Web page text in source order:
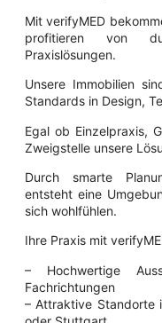
Mit verifyMED
profitieren von
Praxislösungen.
Unsere Immobilien
Standards in Design,
Egal ob Einzelpraxis,
Zweigstelle unsere
Durch smarte
entsteht eine
sich wohlfühlen.
Ihre Praxis mit
– Hochwertige
Fachrichtungen
– Attraktive Standorte